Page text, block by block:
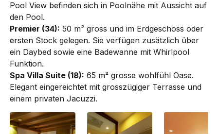
Pool View befinden sich in Poolnähe mit Aussicht auf
den Pool.
Premier (34): 50 m² gross und im Erdgeschoss oder
ersten Stock gelegen. Sie verfügen zusätzlich über
ein Daybed sowie eine Badewanne mit Whirlpool
Funktion.
Spa Villa Suite (18): 65 m² grosse wohlfühl Oase.
Elegant eingereichtet mit grosszügiger Terrasse und
einem privaten Jacuzzi.